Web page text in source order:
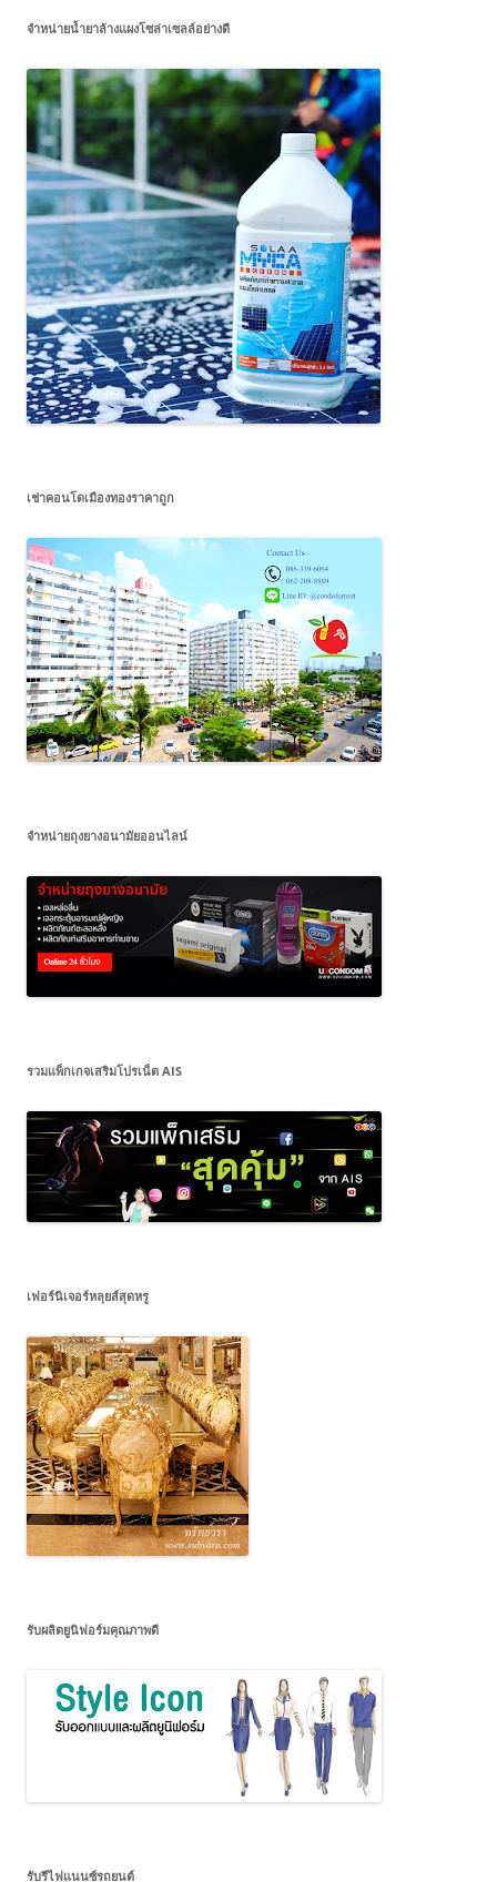
จำหน่ายน้ำยาล้างแผงโซล่าเซลล์อย่างดี
เช่าคอนโดเมืองทองราคาถูก
จำหน่ายถุงยางอนามัยออนไลน์
รวมแพ็กเกจเสริมโปรเน็ต AIS
เฟอร์นิเจอร์หลุยส์สุดหรู
รับผลิตยูนิฟอร์มคุณภาพดี
รับรีไฟแนนซ์รถยนต์